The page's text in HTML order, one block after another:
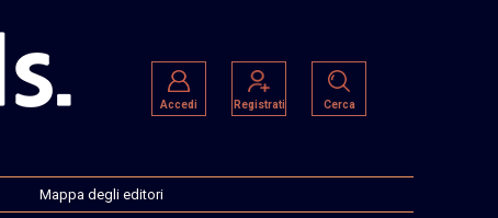
Accedi Registrati Cerca
Mappa degli editori